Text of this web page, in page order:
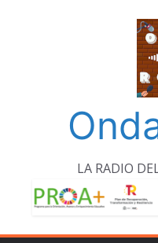
LA RADIO